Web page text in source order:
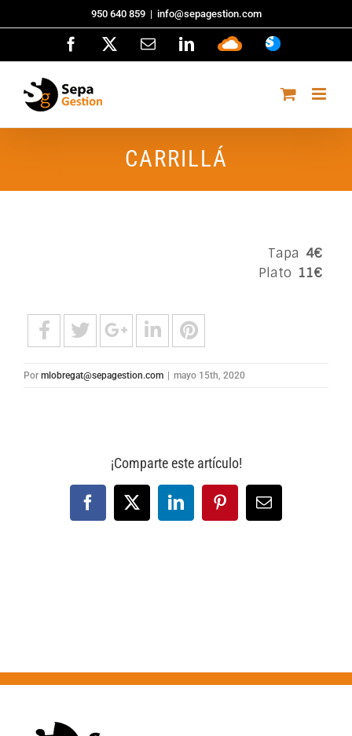
al
950 640 859 | info@sepagestion.com
Facebook
CorreoLinkedIn
Sepa
CARRILLÁ
Tapa 4€
Plato 11€
Por mlobregat@sepagestion.com | mayo 15th, 2020
¡Comparte este artículo!
Facebook
X LinkedInPinterestCorreo
electrónico